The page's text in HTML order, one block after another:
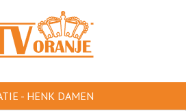
- HENK DAMEN